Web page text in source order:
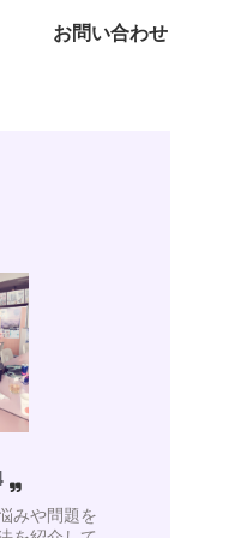
お問い合わせ
みや問題を